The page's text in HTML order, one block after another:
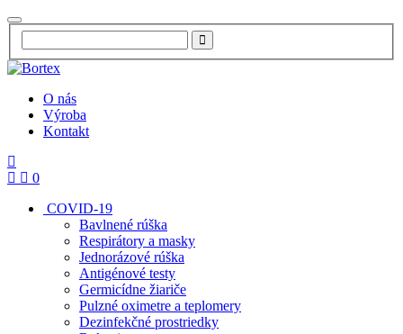
O nás
Výroba
Kontakt
0
COVID-19
Bavlnené rúška
Respirátory a masky
Jednorázové rúška
Antigénové testy
Germicídne žiariče
Pulzné oximetre a teplomery
Dezinfekčné prostriedky